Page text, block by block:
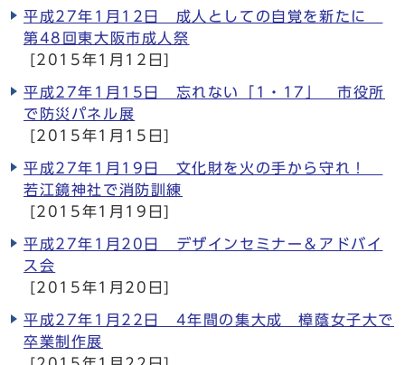
平成27年1月12日 成人としての自覚を新たに
第48回東大阪市成人祭
[2015年1月12日]
平成27年1月15日 忘れない「1・17」 市役所
で防災パネル展
[2015年1月15日]
平成27年1月19日 文化財を火の手から守れ！
若江鏡神社で消防訓練
[2015年1月19日]
平成27年1月20日 デザインセミナー＆アドバイ
ス会
[2015年1月20日]
平成27年1月22日 4年間の集大成 樟蔭女子大で
卒業制作展